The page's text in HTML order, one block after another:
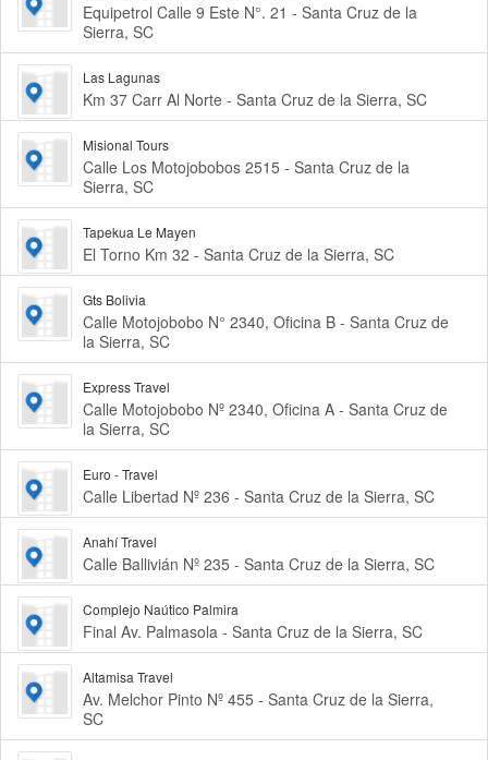
Equipetrol Calle 9 Este N°. 21 - Santa Cruz de la
Sierra, SC
Las Lagunas
Km 37 Carr Al Norte - Santa Cruz de la Sierra, SC
Misional Tours
Calle Los Motojobobos 2515 - Santa Cruz de la
Sierra, SC
Tapekua Le Mayen
El Torno Km 32 - Santa Cruz de la Sierra, SC
Gts Bolivia
Calle Motojobobo N° 2340, Oficina B - Santa Cruz de
la Sierra, SC
Express Travel
Calle Motojobobo Nº 2340, Oficina A - Santa Cruz de
la Sierra, SC
Euro - Travel
Calle Libertad Nº 236 - Santa Cruz de la Sierra, SC
Anahí Travel
Calle Ballivián Nº 235 - Santa Cruz de la Sierra, SC
Complejo Naútico Palmira
Final Av. Palmasola - Santa Cruz de la Sierra, SC
Altamisa Travel
Av. Melchor Pinto Nº 455 - Santa Cruz de la Sierra,
SC